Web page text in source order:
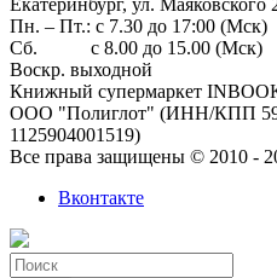
Екатеринбург, ул. Маяковского
Пн. – Пт.: с 7.30 до 17:00 (Мск)
Сб. с 8.00 до 15.00 (Мск)
Воскр. выходной
Книжный супермаркет
ООО "Полиглот" (ИНН/КПП
1125904001519)
Все права защищены © 2010 -
Вконтакте